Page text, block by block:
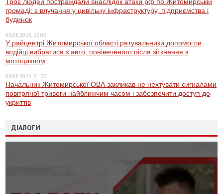
громаді: є влучання у цивільну інфраструктуру, підприємства і
будинок
08.08.2026, 22:06
У райцентрі Житомирської області рятувальники допомогли
водійці вибратися з авто, понівеченого після зіткнення з
мотоциклом
08.08.2026, 21:53
Начальник Житомирської ОВА закликав не нехтувати сигналами
повітряної тривоги найближчим часом і забезпечити доступ до
укриттів
ДІАЛОГИ